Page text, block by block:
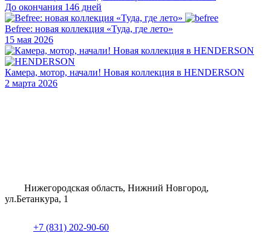
До окончания 146 дней
Befree: новая коллекция «Туда, где лето»
15 мая 2026
Камера, мотор, начали! Новая коллекция в HENDERSON
2 марта 2026
Нижегородская область, Нижний Новгород,
ул.Бетанкура, 1
+7 (831) 202-90-60